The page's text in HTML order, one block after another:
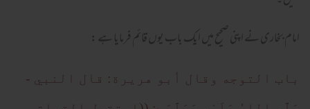
امام بخاری نے اپنی صحیح میں ایک باب یوں قائم فرمایا ہے :
باب التوجه وقال أبو هريرة: قال النبي -